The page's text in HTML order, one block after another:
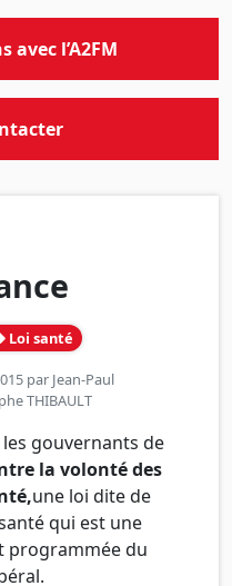
Loi santé
par Jean-Paul
THIBAULT
les gouvernants de
la volonté des
une loi dite de
qui est une
programmée du
l’A2FM